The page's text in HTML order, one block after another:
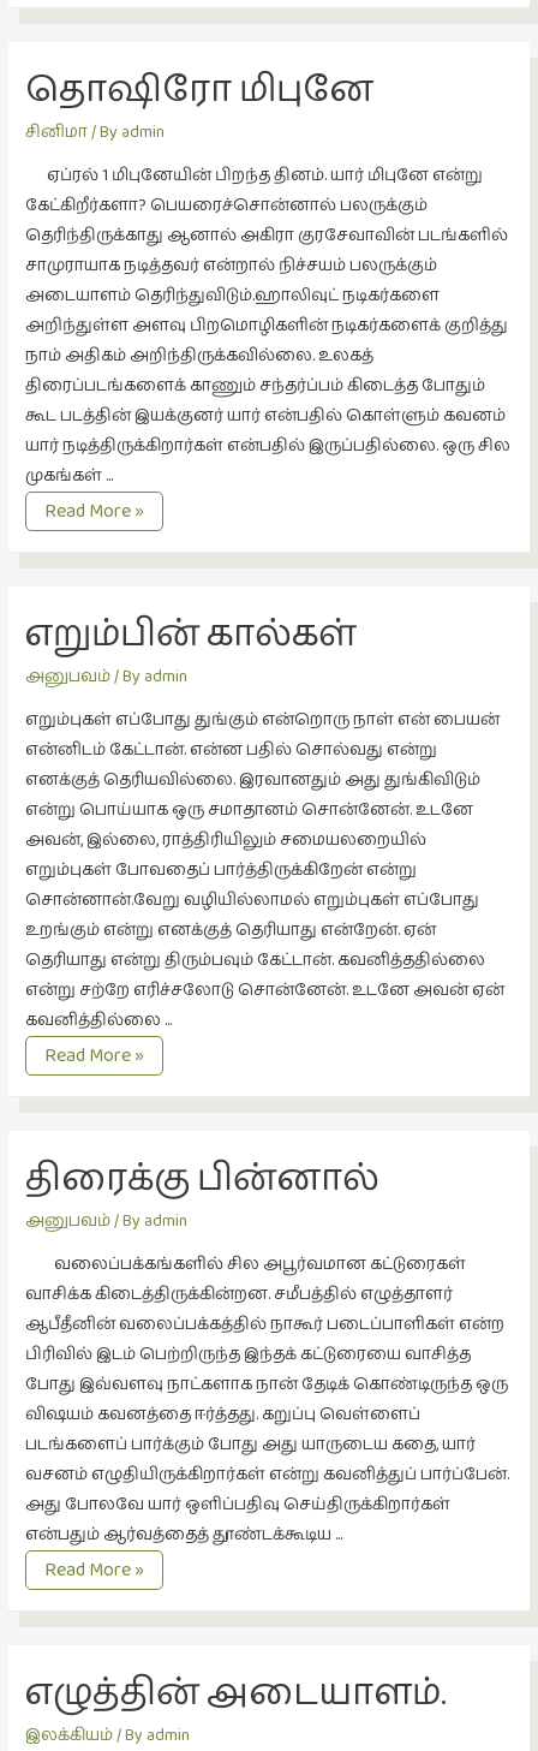
சிறுகதை
சினிமா
சுழலும்
பார்வைகள்
தனிமை
கொண்டவர்கள்
எழுத்து
(4)
நாவல்கள்
நாவல்கள்
நினைவுகுறிப்பு
நுண்கலை
(5)
நுண்கலை
(11)
நூலக
மனிதர்கள்
(32)
நேர்காணல்
படித்தவை
(20)
பயணங்கள்
பரிந்துரை
(22)
புகைப்படக்கலை
புத்தக
கண்காட்சி2019
புத்தக
விமர்சனம்
(55)
காட்சி
தினங்கள்
தொஷிரோ மிபுனே
சினிமா/ By admin
ஏப்ரல் 1 மிபுனேயின் பிறந்த தினம். யார் மிபுனே என்று
கேட்கிறீர்களா? பெயரைச்சொன்னால் பலருக்கும்
தெரிந்திருக்காது ஆனால் அகிரா குரசேவாவின் படங்களில்
சாமுராயாக நடித்தவர் என்றால் நிச்சயம் பலருக்கும்
அடையாளம் தெரிந்துவிடும்.ஹாலிவுட் நடிகர்களை
அறிந்துள்ள அளவு பிறமொழிகளின் நடிகர்களைக் குறித்து
நாம் அதிகம் அறிந்திருக்கவில்லை. உலகத்
திரைப்படங்களைக் காணும் சந்தர்ப்பம் கிடைத்த போதும்
கூட படத்தின் இயக்குனர் யார் என்பதில் கொள்ளும் கவனம்
யார் நடித்திருக்கிறார்கள் என்பதில் இருப்பதில்லை. ஒரு சில
முகங்கள் …
தொஷிரோ
மிபுனே
Read More »
எறும்பின் கால்கள்
அனுபவம்/ By admin
எறும்புகள் எப்போது துங்கும் என்றொரு நாள் என் பையன்
என்னிடம் கேட்டான். என்ன பதில் சொல்வது என்று
எனக்குத் தெரியவில்லை. இரவானதும் அது துங்கிவிடும்
என்று பொய்யாக ஒரு சமாதானம் சொன்னேன். உடனே
அவன், இல்லை, ராத்திரியிலும் சமையலறையில்
எறும்புகள் போவதைப் பார்த்திருக்கிறேன் என்று
சொன்னான்.வேறு வழியில்லாமல் எறும்புகள் எப்போது
உறங்கும் என்று எனக்குத் தெரியாது என்றேன். ஏன்
தெரியாது என்று திரும்பவும் கேட்டான். கவனித்ததில்லை
என்று சற்றே எரிச்சலோடு சொன்னேன். உடனே அவன் ஏன்
கவனித்தில்லை …
எறும்பின்
கால்கள்
Read More »
திரைக்கு பின்னால்
அனுபவம்/ By admin
வலைப்பக்கங்களில் சில அபூர்வமான கட்டுரைகள்
வாசிக்க கிடைத்திருக்கின்றன. சமீபத்தில் எழுத்தாளர்
ஆபீதீனின் வலைப்பக்கத்தில் நாகூர் படைப்பாளிகள் என்ற
பிரிவில் இடம் பெற்றிருந்த இந்தக் கட்டுரையை வாசித்த
போது இவ்வளவு நாட்களாக நான் தேடிக் கொண்டிருந்த ஒரு
விஷயம் கவனத்தை ஈர்த்தது. கறுப்பு வெள்ளைப்
படங்களைப் பார்க்கும் போது அது யாருடைய கதை, யார்
வசனம் எழுதியிருக்கிறார்கள் என்று கவனித்துப் பார்ப்பேன்.
அது போலவே யார் ஒளிப்பதிவு செய்திருக்கிறார்கள்
என்பதும் ஆர்வத்தைத் தூண்டக்கூடிய …
திரைக்கு
பின்னால்
Read More »
எழுத்தின் அடையாளம்.
இலக்கியம்/ By admin